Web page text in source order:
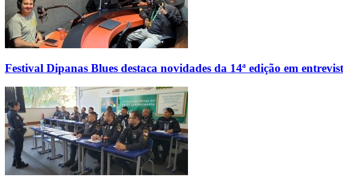
Festival Dipanas Blues destaca novidades da 14ª edição em